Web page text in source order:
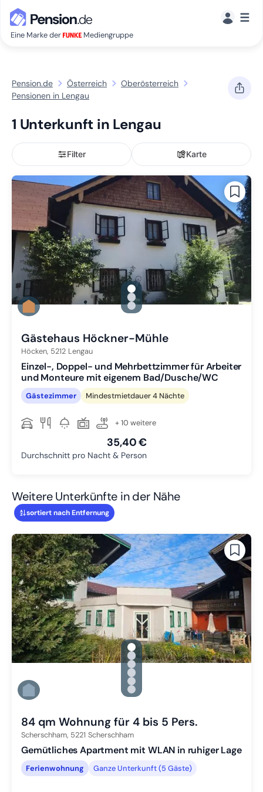
Eine Marke der Mediengruppe
☰
Pension.de Österreich
Oberösterreich
Pensionen in Lengau
1 Unterkunft in Lengau
Filter Karte
gallery.slide_selector
Zu Slide 1 wechseln
Zu Slide 2 wechseln
Zu Slide 3 wechseln
Gästehaus Höckner-Mühle
Höcken, 5212 Lengau
Einzel-, Doppel- und Mehrbettzimmer für Arbeiter
und Monteure mit eigenem Bad/Dusche/WC
Gästezimmer Mindestmietdauer 4 Nächte
+ 10 weitere
35,40 €
Durchschnitt pro Nacht & Person
Weitere Unterkünfte in der Nähe
sortiert nach Entfernung
gallery.slide_selector
Zu Slide 1 wechseln
Zu Slide 2 wechseln
Zu Slide 3 wechseln
Zu Slide 4 wechseln
Zu Slide 5 wechseln
Zu Slide 6 wechseln
84 qm Wohnung für 4 bis 5 Pers.
Scherschham, 5221 Scherschham
Gemütliches Apartment mit WLAN in ruhiger Lage
Ferienwohnung Ganze Unterkunft (5 Gäste)